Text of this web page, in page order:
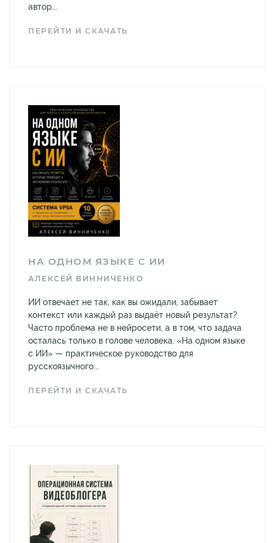
автор...
ПЕРЕЙТИ И СКАЧАТЬ
НА ОДНОМ ЯЗЫКЕ С ИИ
АЛЕКСЕЙ ВИННИЧЕНКО
ИИ отвечает не так, как вы ожидали, забывает
контекст или каждый раз выдаёт новый результат?
Часто проблема не в нейросети, а в том, что задача
осталась только в голове человека. «На одном языке
с ИИ» — практическое руководство для
русскоязычного...
ПЕРЕЙТИ И СКАЧАТЬ